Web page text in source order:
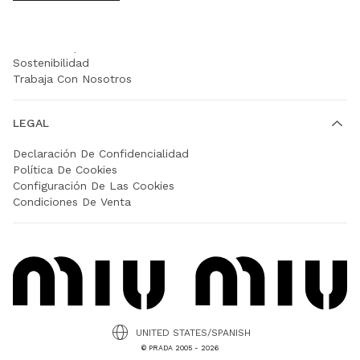
Sostenibilidad
Trabaja Con Nosotros
LEGAL
Declaración De Confidencialidad
Política De Cookies
Configuración De Las Cookies
Condiciones De Venta
© PRADA 2005 - 2026
UNITED STATES/SPANISH